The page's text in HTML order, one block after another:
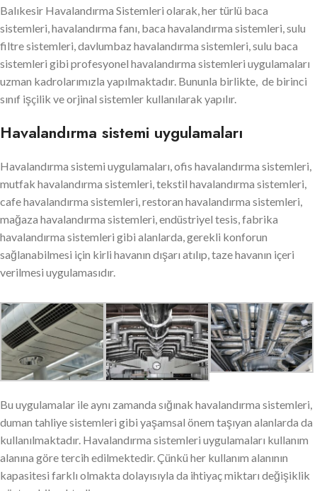
Balıkesir Havalandırma Sistemleri olarak, her türlü baca
sistemleri, havalandırma fanı, baca havalandırma sistemleri, sulu
filtre sistemleri, davlumbaz havalandırma sistemleri, sulu baca
sistemleri gibi profesyonel havalandırma sistemleri uygulamaları
uzman kadrolarımızla yapılmaktadır. Bununla birlikte, de birinci
sınıf işçilik ve orjinal sistemler kullanılarak yapılır.
Havalandırma sistemi uygulamaları
Havalandırma sistemi uygulamaları, ofis havalandırma sistemleri,
mutfak havalandırma sistemleri, tekstil havalandırma sistemleri,
cafe havalandırma sistemleri, restoran havalandırma sistemleri,
mağaza havalandırma sistemleri, endüstriyel tesis, fabrika
havalandırma sistemleri gibi alanlarda, gerekli konforun
sağlanabilmesi için kirli havanın dışarı atılıp, taze havanın içeri
verilmesi uygulamasıdır.
Bu uygulamalar ile aynı zamanda sığınak havalandırma sistemleri,
duman tahliye sistemleri gibi yaşamsal önem taşıyan alanlarda da
kullanılmaktadır. Havalandırma sistemleri uygulamaları kullanım
alanına göre tercih edilmektedir. Çünkü her kullanım alanının
kapasitesi farklı olmakta dolayısıyla da ihtiyaç miktarı değişiklik